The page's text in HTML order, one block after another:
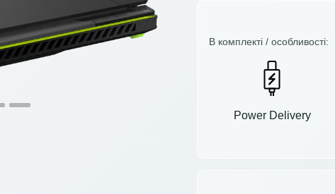
В комплекті / особливості:
Power Delivery